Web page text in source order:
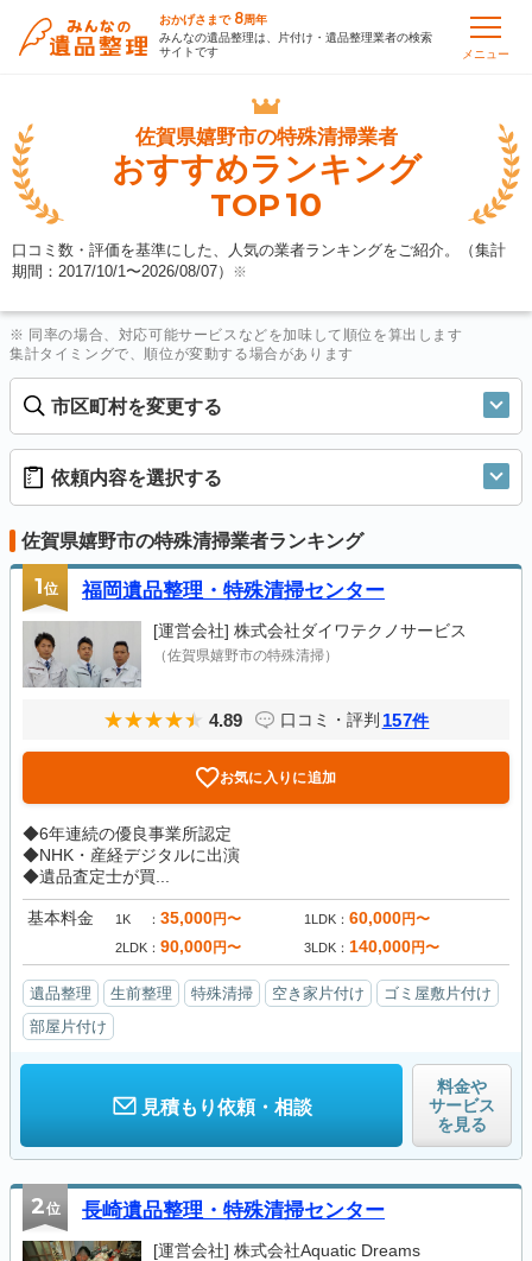
おかげさまで 8周年
みんなの遺品整理は、片付け・遺品整理業者の検索
サイトです
メニュー
佐賀県嬉野市の特殊清掃業者
おすすめランキング
TOP10
口コミ数・評価を基準にした、人気の業者ランキングをご紹介。（集計
期間：2017/10/1〜2026/08/07） ※
※ 同率の場合、対応可能サービスなどを加味して順位を算出します
集計タイミングで、順位が変動する場合があります
市区町村を変更する
依頼内容を選択する
佐賀県嬉野市の特殊清掃業者ランキング
1位 福岡遺品整理・特殊清掃センター
[運営会社] 株式会社ダイワテクノサービス
（佐賀県嬉野市の特殊清掃）
4.89 口コミ・評判 157件
お気に入りに追加
◆6年連続の優良事業所認定
◆NHK・産経デジタルに出演
◆遺品査定士が買...
基本料金 1K 35,000円〜 1LDK 60,000円〜
2LDK 90,000円〜 3LDK 140,000円〜
遺品整理 生前整理 特殊清掃 空き家片付け
ゴミ屋敷片付け
部屋片付け
見積もり依頼・相談
料金や
サービス
を見る
2位 長崎遺品整理・特殊清掃センター
[運営会社] 株式会社Aquatic Dreams